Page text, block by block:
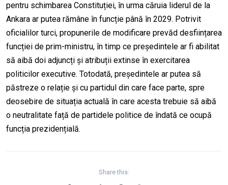
pentru schimbarea Constituției, în urma căruia liderul de la
Ankara ar putea rămâne în funcție până în 2029. Potrivit
oficialilor turci, propunerile de modificare prevăd desființarea
funcției de prim-ministru, în timp ce președintele ar fi abilitat
să aibă doi adjuncți și atribuții extinse în exercitarea
politicilor executive. Totodată, președintele ar putea să
păstreze o relație și cu partidul din care face parte, spre
deosebire de situația actuală în care acesta trebuie să aibă
o neutralitate față de partidele politice de îndată ce ocupă
funcția prezidențială.
Share this: